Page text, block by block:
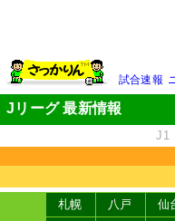
試合速報
Jリーグ 最新情報
J1
札幌 八戸 仙